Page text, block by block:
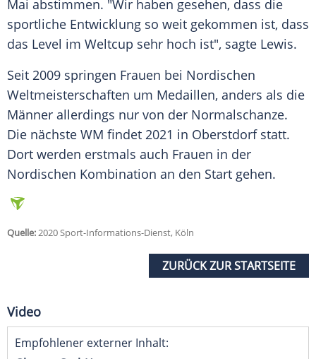
Mai abstimmen. "Wir haben gesehen, dass die
sportliche Entwicklung so weit gekommen ist, dass
das Level im Weltcup sehr hoch ist", sagte Lewis.
Seit 2009 springen Frauen bei Nordischen
Weltmeisterschaften um Medaillen, anders als die
Männer allerdings nur von der Normalschanze.
Die nächste WM findet 2021 in Oberstdorf statt.
Dort werden erstmals auch Frauen in der
Nordischen Kombination an den Start gehen.
Quelle:2020 Sport-Informations-Dienst, Köln
ZURÜCK ZUR STARTSEITE
Video
Empfohlener externer Inhalt: